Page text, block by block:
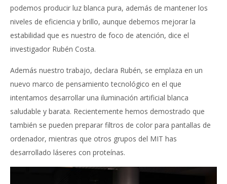
podemos producir luz blanca pura, además de mantener los
niveles de eficiencia y brillo, aunque debemos mejorar la
estabilidad que es nuestro de foco de atención, dice el
investigador Rubén Costa.
Además nuestro trabajo, declara Rubén, se emplaza en un
nuevo marco de pensamiento tecnológico en el que
intentamos desarrollar una iluminación artificial blanca
saludable y barata. Recientemente hemos demostrado que
también se pueden preparar filtros de color para pantallas de
ordenador, mientras que otros grupos del MIT has
desarrollado láseres con proteínas.